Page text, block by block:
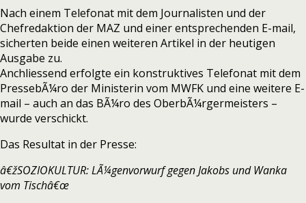
Nach einem Telefonat mit dem Journalisten und der
Chefredaktion der MAZ und einer entsprechenden E-mail,
sicherten beide einen weiteren Artikel in der heutigen
Ausgabe zu.
Anchliessend erfolgte ein konstruktives Telefonat mit dem
PressebÃ¼ro der Ministerin vom MWFK und eine weitere E-
mail – auch an das BÃ¼ro des OberbÃ¼rgermeisters –
wurde verschickt.
Das Resultat in der Presse:
â€žSOZIOKULTUR: LÃ¼genvorwurf gegen Jakobs und Wanka
vom Tischâ€œ